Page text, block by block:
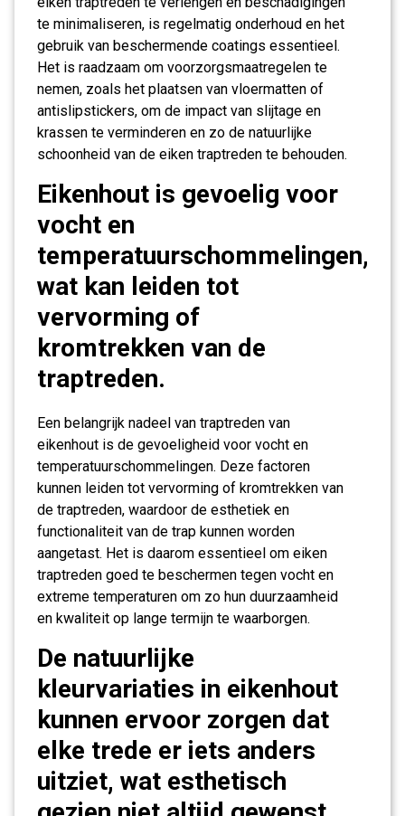
te minimaliseren, is regelmatig onderhoud en het
gebruik van beschermende coatings essentieel.
Het is raadzaam om voorzorgsmaatregelen te
nemen, zoals het plaatsen van vloermatten of
antislipstickers, om de impact van slijtage en
krassen te verminderen en zo de natuurlijke
schoonheid van de eiken traptreden te behouden.
Eikenhout is gevoelig voor
vocht en
temperatuurschommelingen,
wat kan leiden tot
vervorming of
kromtrekken van de
traptreden.
Een belangrijk nadeel van traptreden van
eikenhout is de gevoeligheid voor vocht en
temperatuurschommelingen. Deze factoren
kunnen leiden tot vervorming of kromtrekken van
de traptreden, waardoor de esthetiek en
functionaliteit van de trap kunnen worden
aangetast. Het is daarom essentieel om eiken
traptreden goed te beschermen tegen vocht en
extreme temperaturen om zo hun duurzaamheid
en kwaliteit op lange termijn te waarborgen.
De natuurlijke
kleurvariaties in eikenhout
kunnen ervoor zorgen dat
elke trede er iets anders
uitziet, wat esthetisch